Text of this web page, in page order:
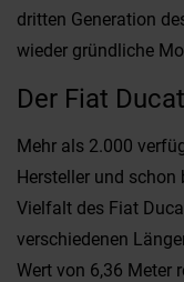
dritten Generation
wieder gründliche
Der Fiat
Mehr als 2.000
Hersteller und
Vielfalt des Fiat
verschiedenen
Wert von 6,36 Meter